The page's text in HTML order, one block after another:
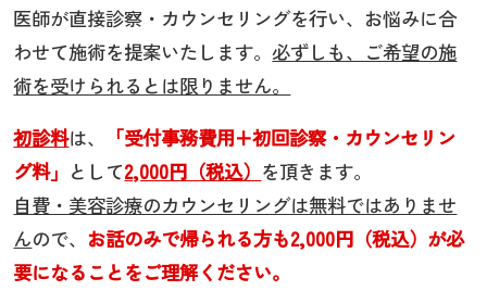
医師が直接診察・カウンセリングを行い、お悩みに合
わせて施術を提案いたします。必ずしも、ご希望の施
術を受けられるとは限りません。
初診料は、
「受付事務費用+初回診察・カウンセリン
グ料」 として2,000円（税込） を頂きます。
自費・美容診療のカウンセリングは無料ではありませ
んので、 お話のみで帰られる方も2,000円（税込）が必
要になることをご理解ください。